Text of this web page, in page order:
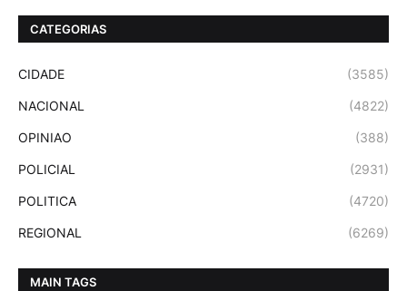
CATEGORIAS
CIDADE (3585)
NACIONAL (4822)
OPINIAO (388)
POLICIAL (2931)
POLITICA (4720)
REGIONAL (6269)
MAIN TAGS